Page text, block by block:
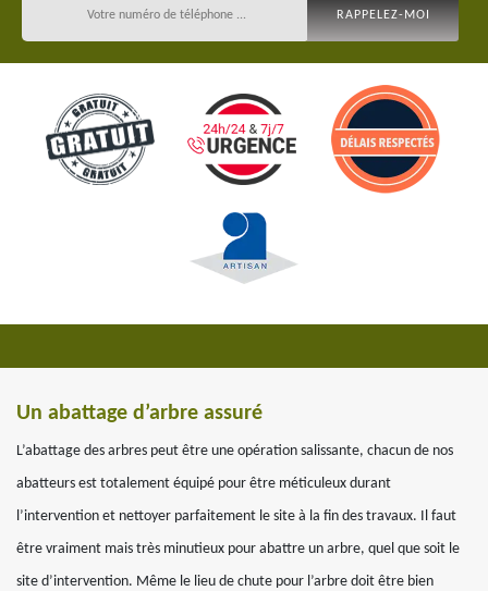
Un abattage d’arbre assuré
L’abattage des arbres peut être une opération salissante, chacun de nos
abatteurs est totalement équipé pour être méticuleux durant
l’intervention et nettoyer parfaitement le site à la fin des travaux. Il faut
être vraiment mais très minutieux pour abattre un arbre, quel que soit le
site d’intervention. Même le lieu de chute pour l’arbre doit être bien